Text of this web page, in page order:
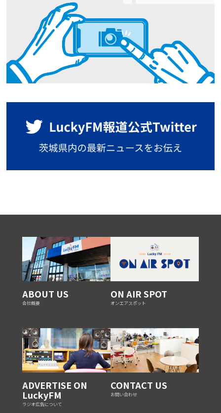
ABOUT US
会社概要
ON AIR SPOT
オンエアスポット
ADVERTISE ON
LuckyFM
ラジオ広告について
CONTACT US
お問い合わせ